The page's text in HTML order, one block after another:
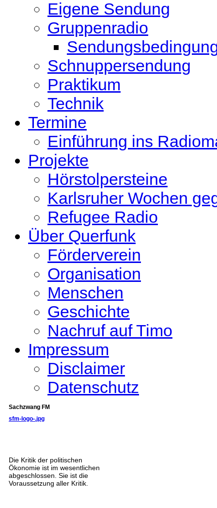
Eigene Sendung
Gruppenradio
Schnuppersendung
Praktikum
Technik
Termine
Einführung ins
Projekte
Hörstolpersteine
Karlsruher Wochen
Refugee Radio
Über Querfunk
Förderverein
Organisation
Menschen
Geschichte
Nachruf auf Timo
Impressum
Disclaimer
Datenschutz
Sachzwang FM
sfm-logo-.jpg
Die Kritik der politischen
Ökonomie ist im wesentlichen
abgeschlossen. Sie ist die
Voraussetzung aller Kritik.